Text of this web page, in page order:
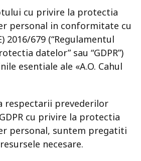
cu privire la protectia
personal in conformitate cu
2016/679 (“Regulamentul
datelor” sau “GDPR”)
esentiale ale «A.O. Cahul
respectarii prevederilor
cu privire la protectia
personal, suntem pregatiti
necesare.